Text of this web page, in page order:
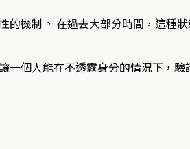
的機制。 在過去大部分時間，這種
一個人能在不透露身分的情況下，